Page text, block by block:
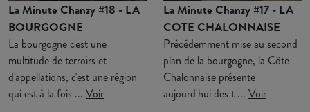
La Minute Chanzy #18 - LA
BOURGOGNE
La bourgogne c'est une
multitude de terroirs et
d'appellations, c'est une région
qui est à la fois ... Voir
La Minute Chanzy #17 - LA
COTE CHALONNAISE
Précédemment mise au second
plan de la bourgogne, la Côte
Chalonnaise présente
aujourd'hui des t ... Voir